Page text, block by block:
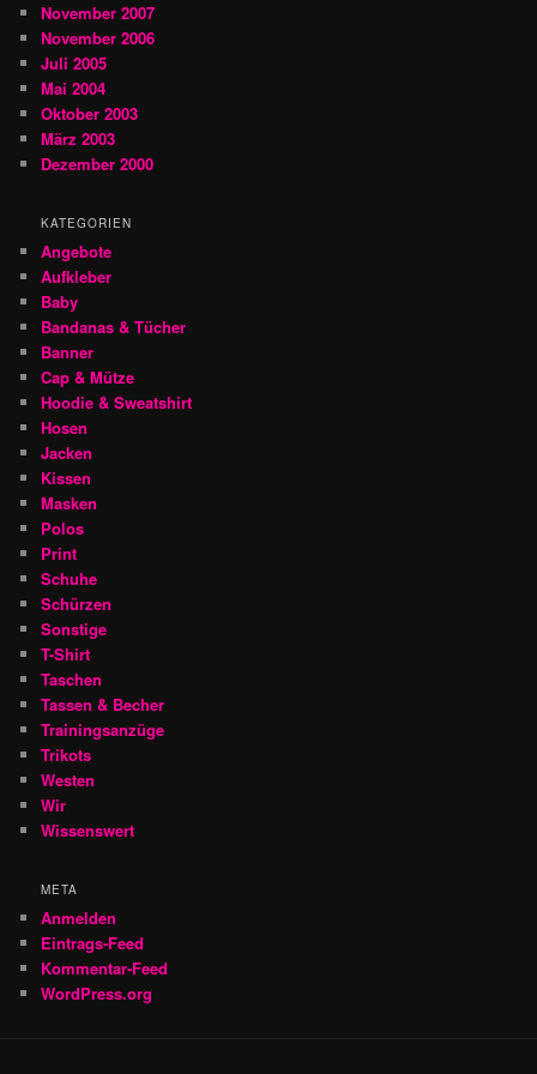
November 2007
November 2006
Juli 2005
Mai 2004
Oktober 2003
März 2003
Dezember 2000
KATEGORIEN
Angebote
Aufkleber
Baby
Bandanas & Tücher
Banner
Cap & Mütze
Hoodie & Sweatshirt
Hosen
Jacken
Kissen
Masken
Polos
Print
Schuhe
Schürzen
Sonstige
T-Shirt
Taschen
Tassen & Becher
Trainingsanzüge
Trikots
Westen
Wir
Wissenswert
META
Anmelden
Eintrags-Feed
Kommentar-Feed
WordPress.org